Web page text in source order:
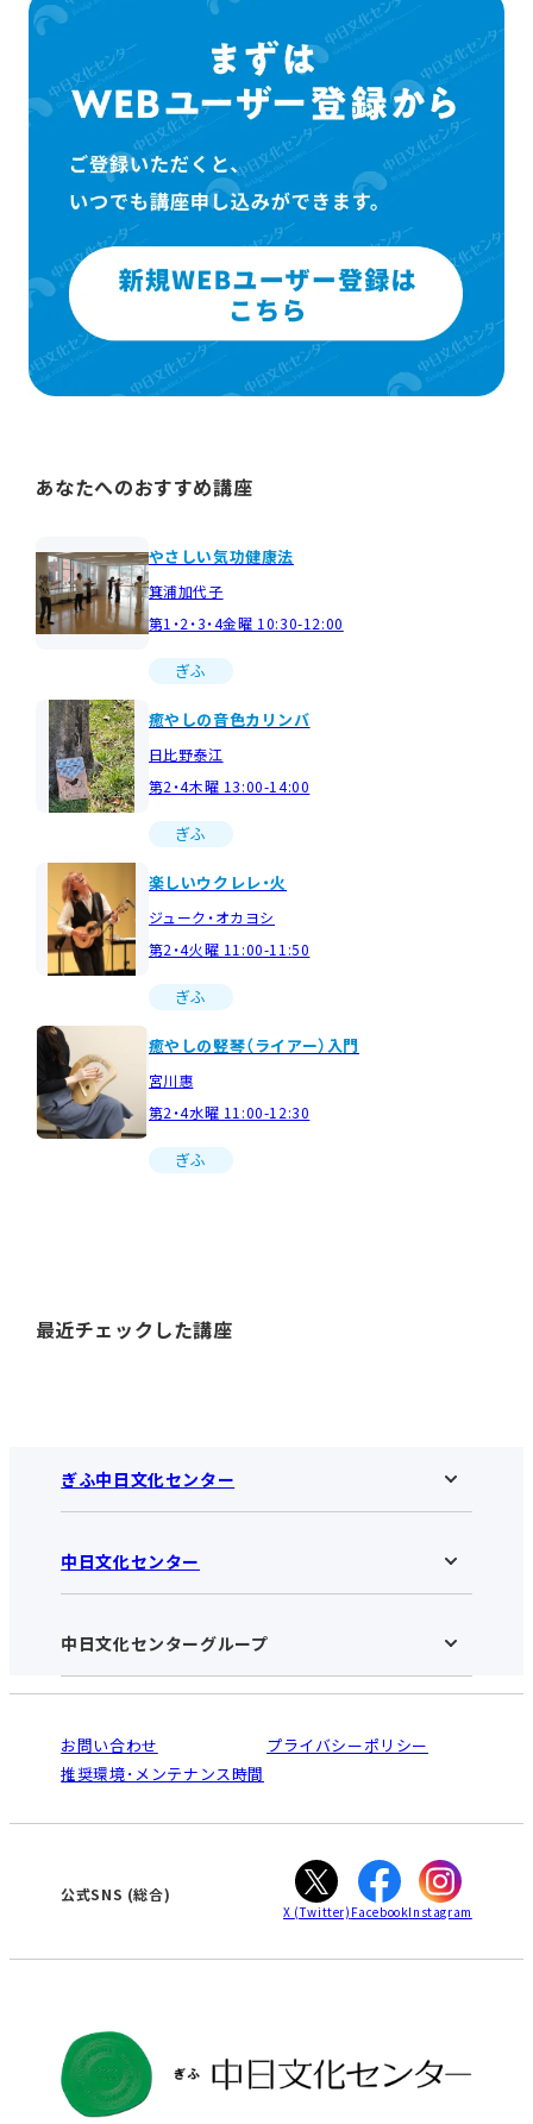
あなたへのおすすめ講座
やさしい気功健康法
箕浦加代子
第1・2・3・4金曜 10:30-12:00
ぎふ
癒やしの音色カリンバ
日比野泰江
第2・4木曜 13:00-14:00
ぎふ
楽しいウクレレ・火
ジューク・オカヨシ
第2・4火曜 11:00-11:50
ぎふ
癒やしの竪琴（ライアー）入門
宮川惠
第2・4水曜 11:00-12:30
ぎふ
最近チェックした講座
ぎふ中日文化センター
ぎふ中日文化センターHOME
お知らせ
アクセス･営業時間
お申し込みの流れ
入会と受講のご案内
中日文化センター
中日文化センターHOME
中日文化センターとは
受講規約・会員特典
ご利用ガイド
オンライン講座受講の手順
WEBサイトのよくある質問
中日文化センターグループ
南大高
犬山
高蔵寺
大垣
津
お問い合わせ
プライバシーポリシー
推奨環境･メンテナンス時間
公式SNS (総合)
X (Twitter) FacebookInstagram